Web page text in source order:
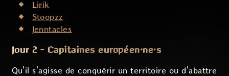
Lirik
Stoopzz
Jenntacles
Jour 2 - Capitaines européen·ne·s
Qu'il s'agisse de conquérir un territoire ou d'abattre